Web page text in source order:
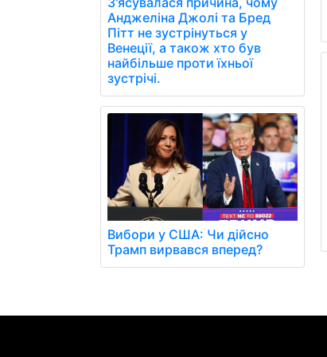
Анджеліна Джолі та Бред
Пітт не зустрінуться у
Венеції, а також хто був
найбільше проти їхньої
зустрічі.
Вибори у США: Чи дійсно
Трамп вирвався вперед?